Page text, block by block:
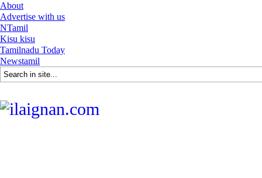
About
Advertise with us
NTamil
Kisu kisu
Tamilnadu Today
Newstamil